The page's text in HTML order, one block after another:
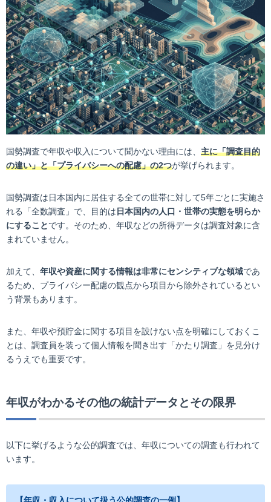
国勢調査で年収や収入について聞かない理由には、 主に「調査目的
の違い」と「プライバシーへの配慮」の2つが挙げられます。
国勢調査は日本国内に居住する全ての世帯に対して5年ごとに実施さ
れる「全数調査」で、目的は 日本国内の人口・世帯の実態を明らか
にすることです。そのため、年収などの所得データは調査対象に含
まれていません。
加えて、 年収や資産に関する情報は非常にセンシティブな領域であ
るため、プライバシー配慮の観点から項目から除外されているとい
う背景もあります。
また、年収や預貯金に関する項目を設けない点を明確にしておくこ
とは、調査員を装って個人情報を聞き出す「かたり調査」を見分け
るうえでも重要です。
年収がわかるその他の統計データとその限界
以下に挙げるような公的調査では、年収についての調査も行われて
います。